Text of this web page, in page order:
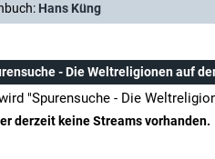
Hans Küng
- Die Weltreligionen auf
"Spurensuche - Die
derzeit keine Streams vorhanden.